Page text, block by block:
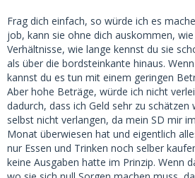
Frag dich einfach, so würde ich es
job, kann sie ohne dich auskommen,
Verhältnisse, wie lange kennst du sie
als über die bordsteinkante hinaus.
kannst du es tun mit einem geringen
Aber hohe Beträge, würde ich nicht
dadurch, dass ich Geld sehr zu schätzen
selbst nicht verlangen, da mein SD mir
Monat überwiesen hat und eigentlich
nur Essen und Trinken noch selber
keine Ausgaben hatte im Prinzip. Wenn